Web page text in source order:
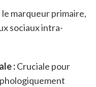
le marqueur primaire,
sociaux intra-
:Cruciale pour